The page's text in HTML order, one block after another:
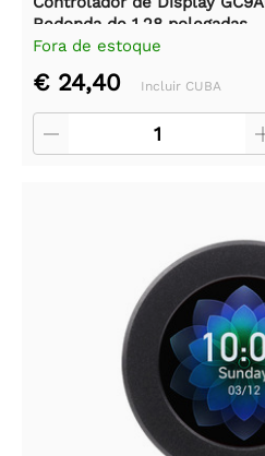
Redonda de 1,28 polegadas
Fora de estoque
€ 24,40 Incluir CUBA